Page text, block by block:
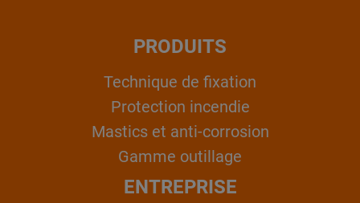
PRODUITS
Technique de fixation
Protection incendie
Mastics et anti-corrosion
Gamme outillage
ENTREPRISE